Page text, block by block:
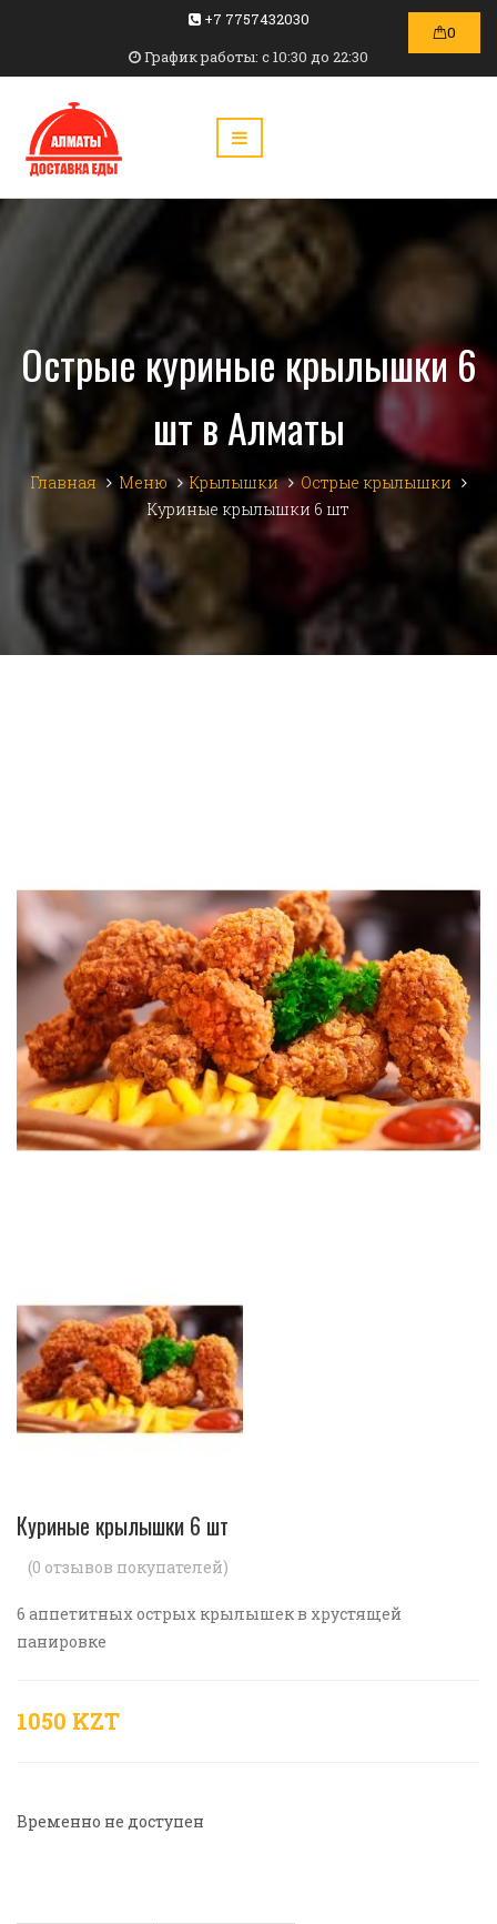
+7 7757432030
График работы: c 10:30 до 22:30
0
Острые куриные крылышки 6
шт в Алматы
Главная Меню Крылышки
Острые крылышки
Куриные крылышки 6 шт
Куриные крылышки 6 шт
(0 отзывов покупателей)
6 аппетитных острых крылышек в хрустящей
панировке
1050 KZT
Временно не доступен